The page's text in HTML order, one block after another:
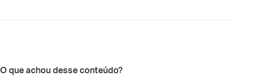
O que achou desse conteúdo?